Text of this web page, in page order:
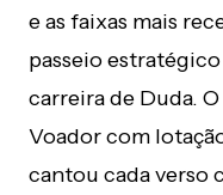
e as faixas mais
passeio
carreira de Duda.
Voador com
cantou cada verso